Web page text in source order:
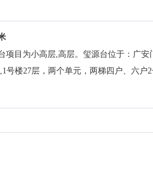
项目为小高层,高层。玺源台位于：广
号楼27层，两个单元，两梯四户、六
学、第六十六中学、北京市八中、北